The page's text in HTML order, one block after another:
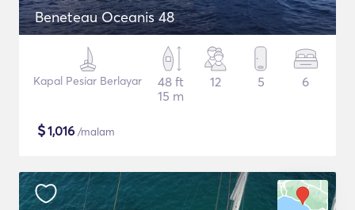
Beneteau Oceanis 48
Kapal Pesiar Berlayar
48 ft
15 m
12 5 6
$1,016 /malam